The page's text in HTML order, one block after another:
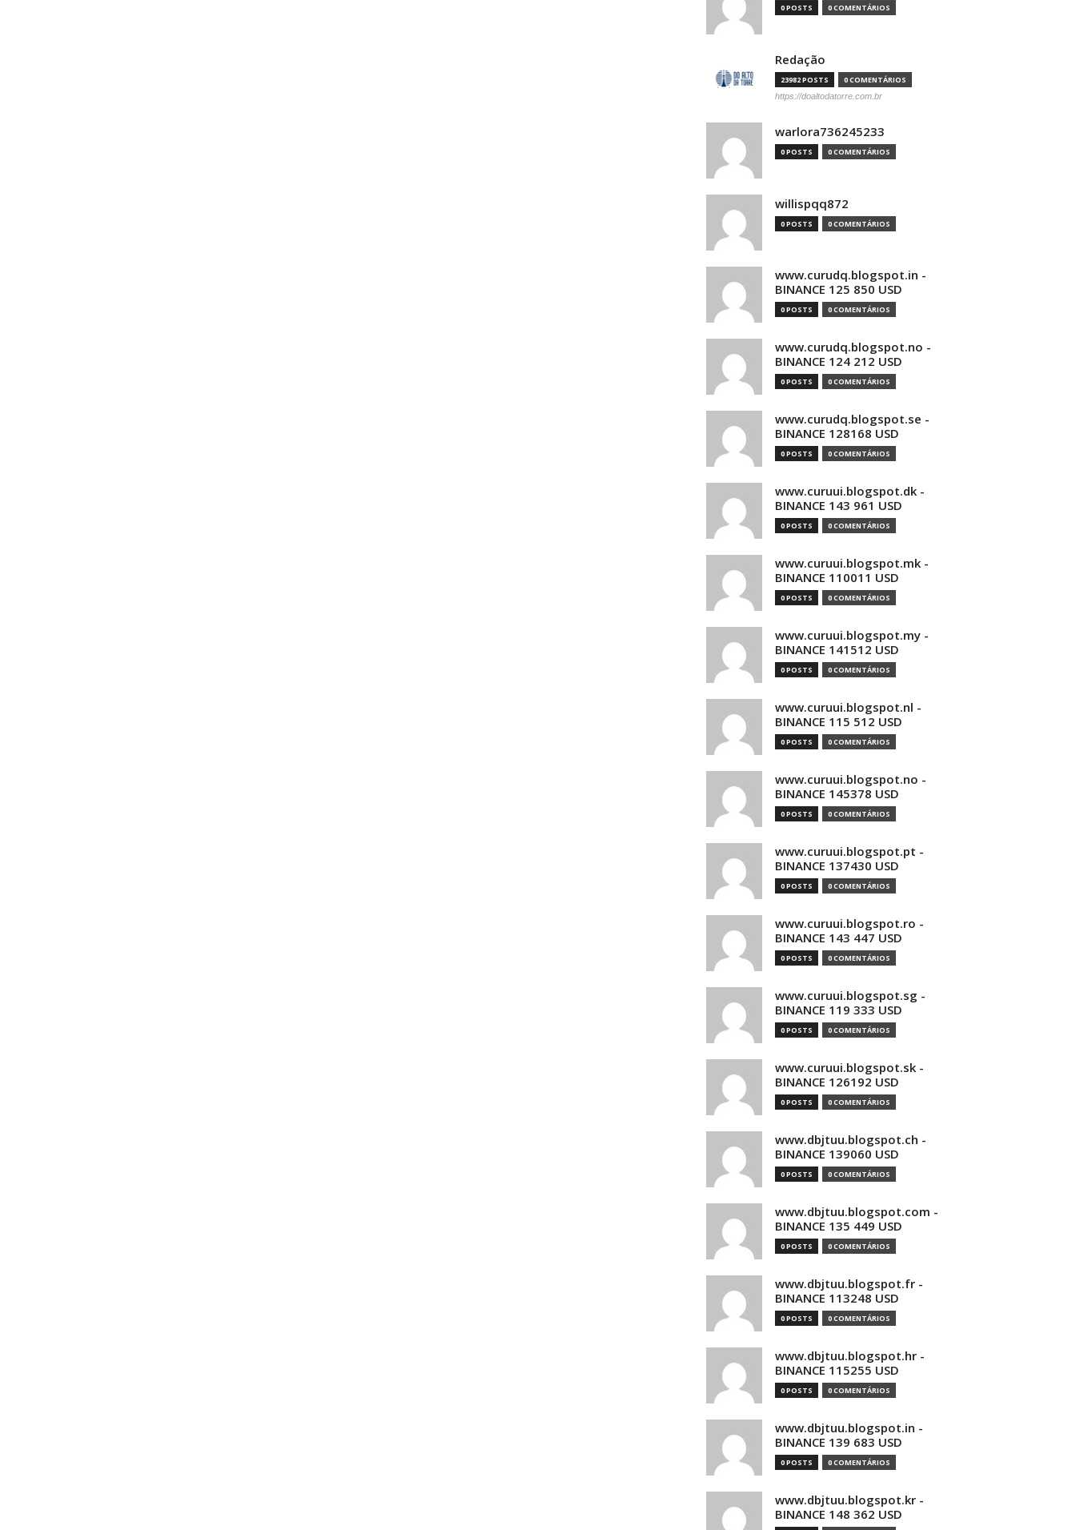
0 POSTS 0 COMENTÁRIOS
Redação
23982 POSTS 0 COMENTÁRIOS
https://doaltodatorre.com.br
warlora736245233
0 POSTS 0 COMENTÁRIOS
willispqq872
0 POSTS 0 COMENTÁRIOS
www.curudq.blogspot.in -
BINANCE 125 850 USD
0 POSTS 0 COMENTÁRIOS
www.curudq.blogspot.no -
BINANCE 124 212 USD
0 POSTS 0 COMENTÁRIOS
www.curudq.blogspot.se -
BINANCE 128168 USD
0 POSTS 0 COMENTÁRIOS
www.curuui.blogspot.dk -
BINANCE 143 961 USD
0 POSTS 0 COMENTÁRIOS
www.curuui.blogspot.mk -
BINANCE 110011 USD
0 POSTS 0 COMENTÁRIOS
www.curuui.blogspot.my -
BINANCE 141512 USD
0 POSTS 0 COMENTÁRIOS
www.curuui.blogspot.nl -
BINANCE 115 512 USD
0 POSTS 0 COMENTÁRIOS
www.curuui.blogspot.no -
BINANCE 145378 USD
0 POSTS 0 COMENTÁRIOS
www.curuui.blogspot.pt -
BINANCE 137430 USD
0 POSTS 0 COMENTÁRIOS
www.curuui.blogspot.ro -
BINANCE 143 447 USD
0 POSTS 0 COMENTÁRIOS
www.curuui.blogspot.sg -
BINANCE 119 333 USD
0 POSTS 0 COMENTÁRIOS
www.curuui.blogspot.sk -
BINANCE 126192 USD
0 POSTS 0 COMENTÁRIOS
www.dbjtuu.blogspot.ch -
BINANCE 139060 USD
0 POSTS 0 COMENTÁRIOS
www.dbjtuu.blogspot.com -
BINANCE 135 449 USD
0 POSTS 0 COMENTÁRIOS
www.dbjtuu.blogspot.fr -
BINANCE 113248 USD
0 POSTS 0 COMENTÁRIOS
www.dbjtuu.blogspot.hr -
BINANCE 115255 USD
0 POSTS 0 COMENTÁRIOS
www.dbjtuu.blogspot.in -
BINANCE 139 683 USD
0 POSTS 0 COMENTÁRIOS
www.dbjtuu.blogspot.kr -
BINANCE 148 362 USD